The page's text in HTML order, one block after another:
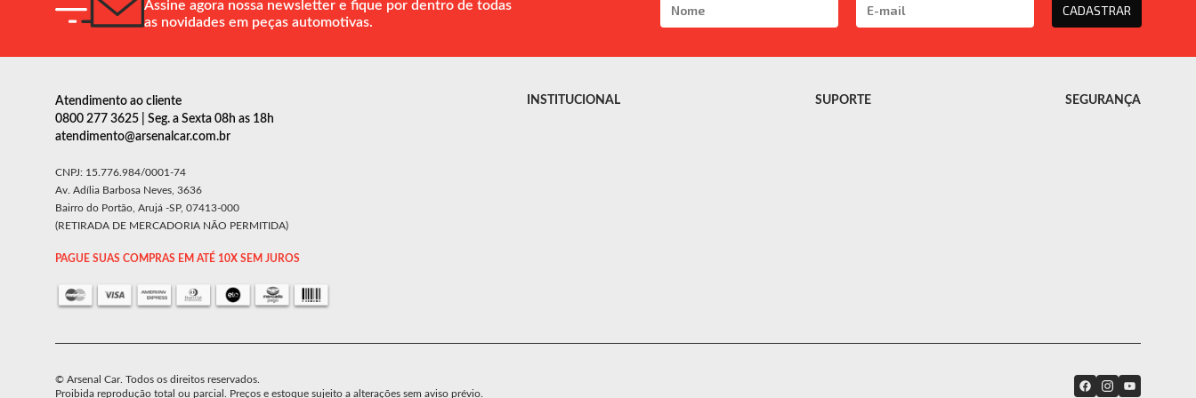
Assine agora nossa newsletter e fique por dentro de todas
as novidades em peças automotivas.
CADASTRAR
Atendimento ao cliente
0800 277 3625 | Seg. a Sexta 08h as 18h
atendimento@arsenalcar.com.br
CNPJ: 15.776.984/0001-74
Av. Adília Barbosa Neves, 3636
Bairro do Portão, Arujá -SP, 07413-000
(RETIRADA DE MERCADORIA NÃO PERMITIDA)
PAGUE SUAS COMPRAS EM ATÉ 10X SEM JUROS
INSTITUCIONAL SUPORTE SEGURANÇA
© Arsenal Car. Todos os direitos reservados.
Proibida reprodução total ou parcial. Preços e estoque sujeito a alterações sem aviso prévio.